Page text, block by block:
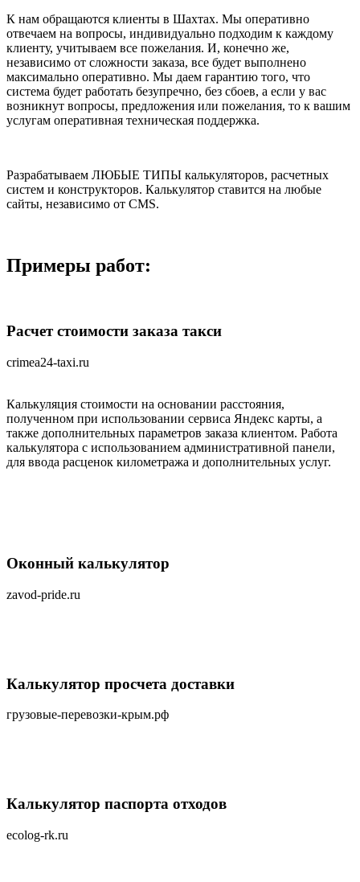
К нам обращаются клиенты в Шахтах. Мы оперативно
отвечаем на вопросы, индивидуально подходим к каждому
клиенту, учитываем все пожелания. И, конечно же,
независимо от сложности заказа, все будет выполнено
максимально оперативно. Мы даем гарантию того, что
система будет работать безупречно, без сбоев, а если у вас
возникнут вопросы, предложения или пожелания, то к вашим
услугам оперативная техническая поддержка.
Разрабатываем ЛЮБЫЕ ТИПЫ калькуляторов, расчетных
систем и конструкторов. Калькулятор ставится на любые
сайты, независимо от CMS.
Примеры работ:
Расчет стоимости заказа такси
crimea24-taxi.ru
Калькуляция стоимости на основании расстояния,
полученном при использовании сервиса Яндекс карты, а
также дополнительных параметров заказа клиентом. Работа
калькулятора с использованием административной панели,
для ввода расценок километража и дополнительных услуг.
Оконный калькулятор
zavod-pride.ru
Калькулятор просчета доставки
грузовые-перевозки-крым.рф
Калькулятор паспорта отходов
ecolog-rk.ru